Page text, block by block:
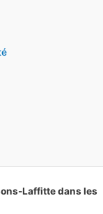
Laffitte dans les